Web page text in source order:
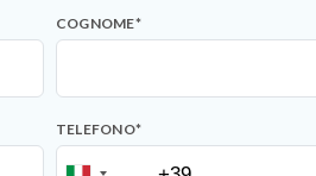
COGNOME*
TELEFONO*